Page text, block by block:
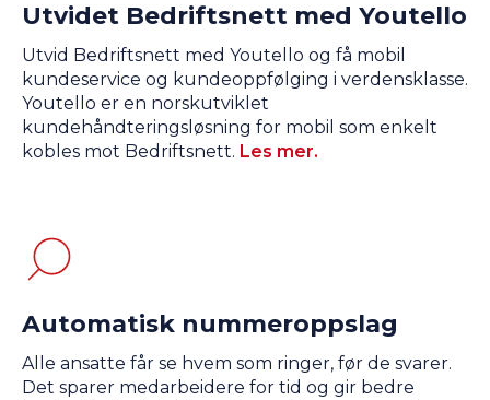
Utvidet Bedriftsnett med Youtello
Utvid Bedriftsnett med Youtello og få mobil
kundeservice og kundeoppfølging i verdensklasse.
Youtello er en norskutviklet
kundehåndteringsløsning for mobil som enkelt
kobles mot Bedriftsnett. Les mer.
Automatisk nummeroppslag
Alle ansatte får se hvem som ringer, før de svarer.
Det sparer medarbeidere for tid og gir bedre